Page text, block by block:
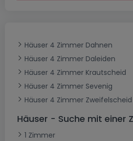
Häuser 4 Zimmer Dahnen
Häuser 4 Zimmer Daleiden
Häuser 4 Zimmer Krautscheid
Häuser 4 Zimmer Sevenig
Häuser 4 Zimmer Zweifelscheid
Häuser - Suche mit einer
1 Zimmer